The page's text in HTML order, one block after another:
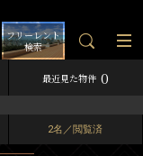
フリーレント
検索
最近見た物件 0
2名／閲覧済